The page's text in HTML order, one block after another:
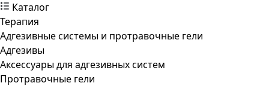
Каталог
Терапия
Адгезивные системы и протравочные гели
Адгезивы
Аксессуары для адгезивных систем
Протравочные гели